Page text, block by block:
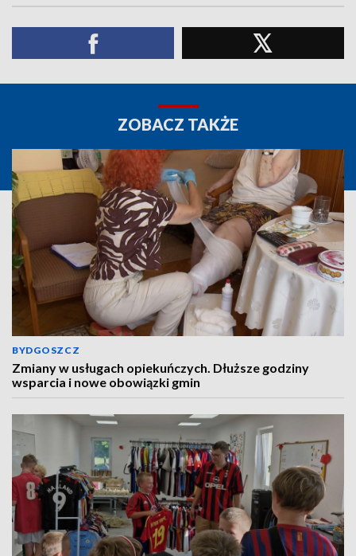
ZOBACZ TAKŻE
BYDGOSZCZ
Zmiany w usługach opiekuńczych. Dłuższe godziny
wsparcia i nowe obowiązki gmin